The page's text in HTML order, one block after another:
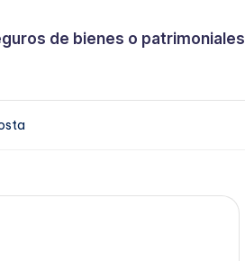
de bienes o patrimoniales